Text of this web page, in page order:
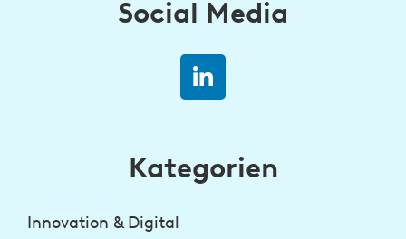
Social Media
Kategorien
Innovation & Digital